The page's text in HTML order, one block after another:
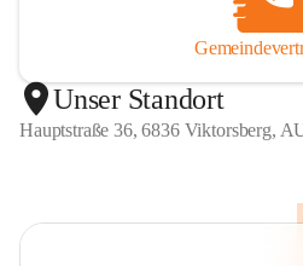
Unser Standort
Hauptstraße 36, 6836 Viktorsberg,